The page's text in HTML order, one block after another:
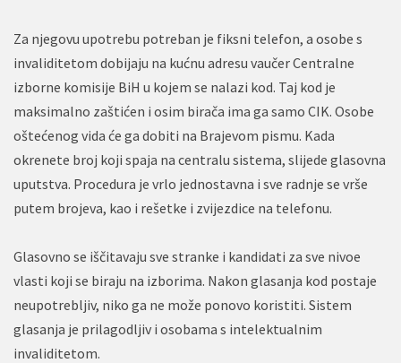
Za njegovu upotrebu potreban je fiksni telefon, a osobe s
invaliditetom dobijaju na kućnu adresu vaučer Centralne
izborne komisije BiH u kojem se nalazi kod. Taj kod je
maksimalno zaštićen i osim birača ima ga samo CIK. Osobe
oštećenog vida će ga dobiti na Brajevom pismu. Kada
okrenete broj koji spaja na centralu sistema, slijede glasovna
uputstva. Procedura je vrlo jednostavna i sve radnje se vrše
putem brojeva, kao i rešetke i zvijezdice na telefonu.
Glasovno se iščitavaju sve stranke i kandidati za sve nivoe
vlasti koji se biraju na izborima. Nakon glasanja kod postaje
neupotrebljiv, niko ga ne može ponovo koristiti. Sistem
glasanja je prilagodljiv i osobama s intelektualnim
invaliditetom.